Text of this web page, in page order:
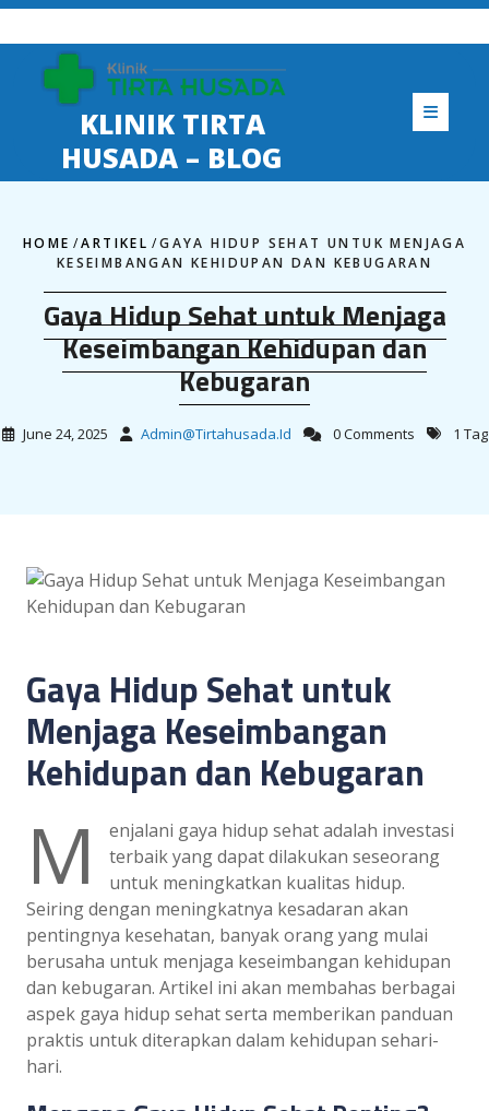
Skip
to
content
KLINIK TIRTA
HUSADA – BLOG
HOME /ARTIKEL /GAYA HIDUP SEHAT UNTUK MENJAGA
KESEIMBANGAN KEHIDUPAN DAN KEBUGARAN
Gaya Hidup Sehat untuk Menjaga
Keseimbangan Kehidupan dan
Kebugaran
June 24, 2025 Admin@tirtahusada.id 0 Comments 1 Tag
Gaya Hidup Sehat untuk
Menjaga Keseimbangan
Kehidupan dan Kebugaran
M
enjalani gaya hidup sehat adalah investasi
terbaik yang dapat dilakukan seseorang
untuk meningkatkan kualitas hidup.
Seiring dengan meningkatnya kesadaran akan
pentingnya kesehatan, banyak orang yang mulai
berusaha untuk menjaga keseimbangan kehidupan
dan kebugaran. Artikel ini akan membahas berbagai
aspek gaya hidup sehat serta memberikan panduan
praktis untuk diterapkan dalam kehidupan sehari-
hari.